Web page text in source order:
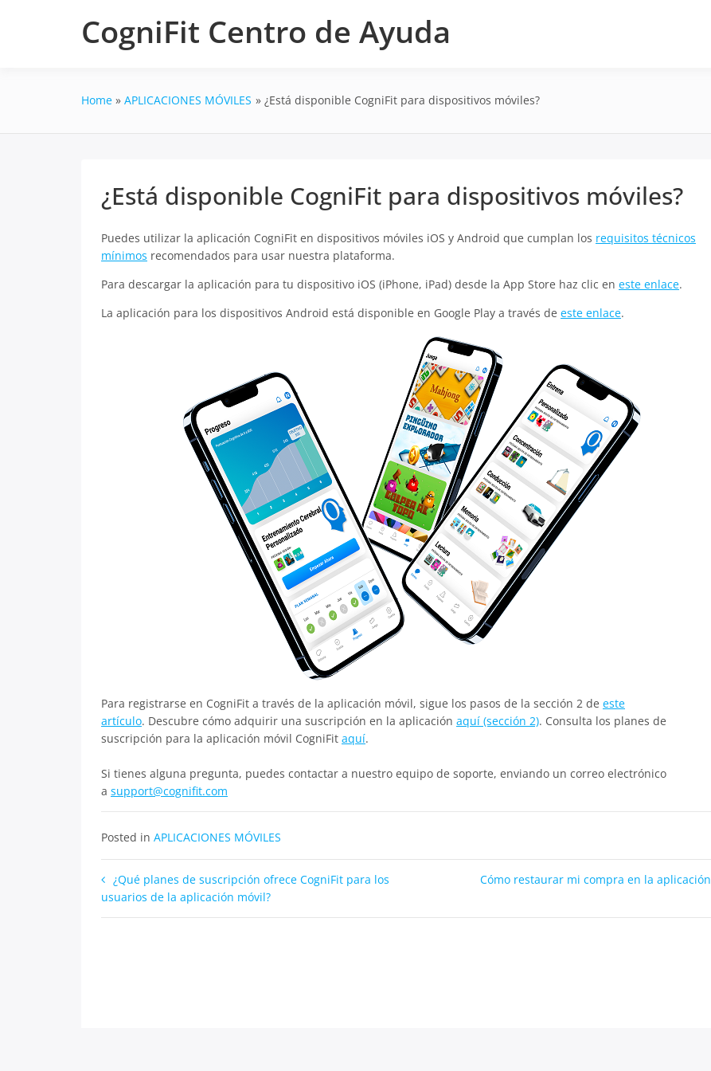
CogniFit Centro de Ayuda
Home APLICACIONES MÓVILES ¿Está disponible CogniFit para dispositivos móviles?
¿Está disponible CogniFit para dispositivos móviles?
Puedes utilizar la aplicación CogniFit en dispositivos móviles iOS y Android que cumplan los requisitos técnicos
mínimos recomendados para usar nuestra plataforma.
Para descargar la aplicación para tu dispositivo iOS (iPhone, iPad) desde la App Store haz clic en este enlace.
La aplicación para los dispositivos Android está disponible en Google Play a través de este enlace.
Para registrarse en CogniFit a través de la aplicación móvil, sigue los pasos de la sección 2 de este
artículo. Descubre cómo adquirir una suscripción en la aplicación aquí (sección 2). Consulta los planes de
suscripción para la aplicación móvil CogniFit aquí.
Si tienes alguna pregunta, puedes contactar a nuestro equipo de soporte, enviando un correo electrónico
a support@cognifit.com
Posted in APLICACIONES MÓVILES
Navegación
de
¿Qué planes de suscripción ofrece CogniFit para los
usuarios de la aplicación móvil?
Cómo restaurar mi compra en la aplicación